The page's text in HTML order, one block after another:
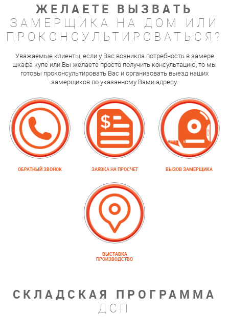
ЖЕЛАЕТЕ ВЫЗВАТЬ
ЗАМЕРЩИКА НА ДОМ ИЛИ
ПРОКОНСУЛЬТИРОВАТЬСЯ?
Уважаемые клиенты, если у Вас возникла потребность в замере
шкафа купе или Вы желаете просто получить консультацию, то мы
готовы проконсультировать Вас и организовать выезд наших
замерщиков по указанному Вами адресу.
ОБРАТНЫЙ ЗВОНОК ЗАЯВКА НА ПРОСЧЕТ ВЫЗОВ ЗАМЕРЩИКА
ВЫСТАВКА
ПРОИЗВОДСТВО
СКЛАДСКАЯ ПРОГРАММА
ДСП